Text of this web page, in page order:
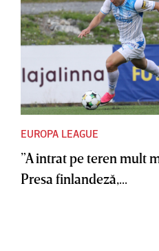
EUROPA LEAGUE
”A intrat pe teren mult
Presa finlandeză,...